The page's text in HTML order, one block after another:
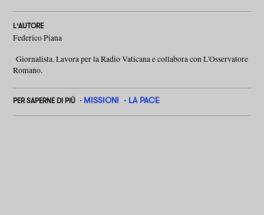
L'AUTORE
Federico Piana
Giornalista. Lavora per la Radio Vaticana e collabora con L'Osservatore
Romano.
PER SAPERNE DI PIÙ MISSIONI LA PACE